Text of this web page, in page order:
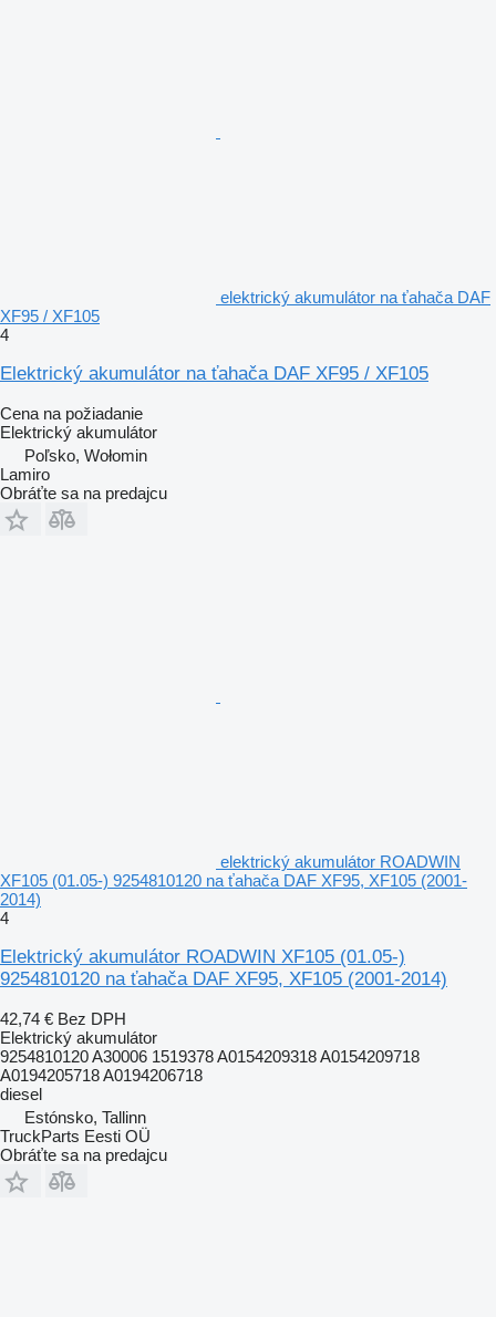
elektrický akumulátor na ťahača DAF
XF95 / XF105
4
Elektrický akumulátor na ťahača DAF XF95 / XF105
Cena na požiadanie
Elektrický akumulátor
Poľsko, Wołomin
Lamiro
Obráťte sa na predajcu
elektrický akumulátor ROADWIN
XF105 (01.05-) 9254810120 na ťahača DAF XF95, XF105 (2001-
2014)
4
Elektrický akumulátor ROADWIN XF105 (01.05-)
9254810120 na ťahača DAF XF95, XF105 (2001-2014)
42,74 € Bez DPH
Elektrický akumulátor
9254810120 A30006 1519378 A0154209318 A0154209718
A0194205718 A0194206718
diesel
Estónsko, Tallinn
TruckParts Eesti OÜ
Obráťte sa na predajcu